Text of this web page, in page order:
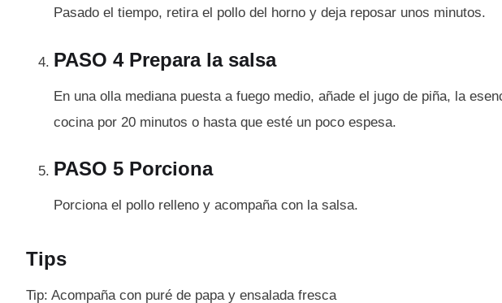
Pasado el tiempo, retira el pollo del horno y deja reposar unos minutos.
PASO 4 Prepara la salsa
En una olla mediana puesta a fuego medio, añade el jugo de piña, la
cocina por 20 minutos o hasta que esté un poco espesa.
PASO 5 Porciona
Porciona el pollo relleno y acompaña con la salsa.
Tips
Tip: Acompaña con puré de papa y ensalada fresca